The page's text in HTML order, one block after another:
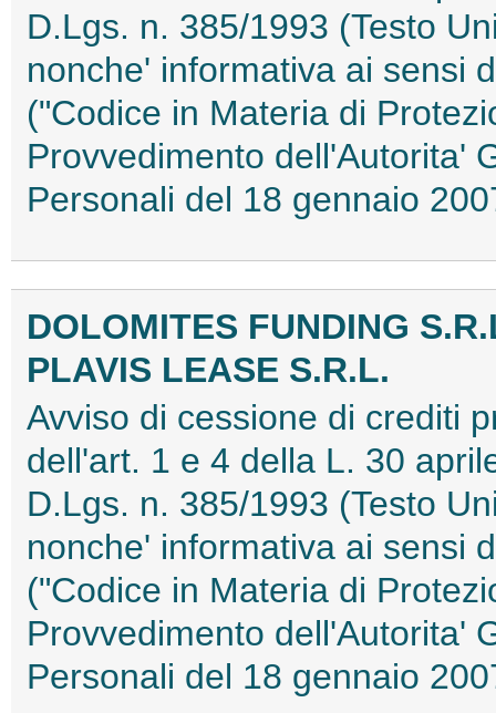
D.Lgs. n. 385/1993 (Testo
nonche' informativa ai sensi
("Codice in Materia di
Provvedimento dell'Autorita'
Personali del 18 gennaio
DOLOMITES FUNDING
PLAVIS LEASE S.R.L.
Avviso di cessione di crediti
dell'art. 1 e 4 della L. 30
D.Lgs. n. 385/1993 (Testo
nonche' informativa ai sensi
("Codice in Materia di
Provvedimento dell'Autorita'
Personali del 18 gennaio